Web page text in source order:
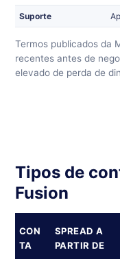
Suporte
Termos publicados da
recentes antes de
elevado de perda de
Tipos de
Fusion
CON
TA
SPREAD A
PARTIR DE